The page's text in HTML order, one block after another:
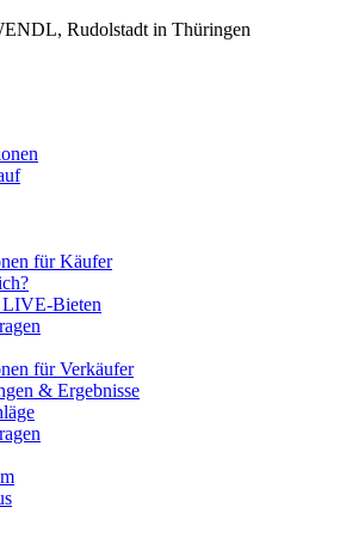
Rudolstadt in Thüringen
für Käufer
Bieten
für Verkäufer
& Ergebnisse